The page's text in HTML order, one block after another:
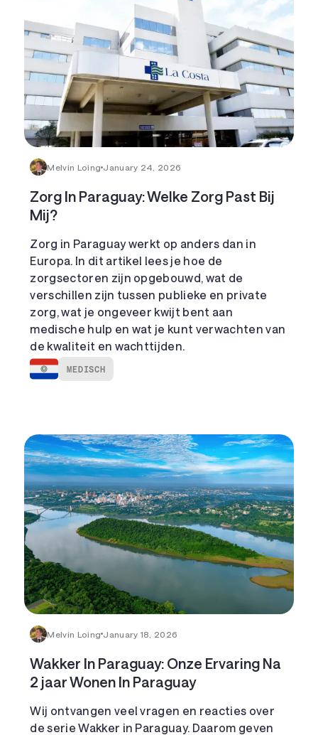
Melvin Loing January 24, 2026
Zorg In Paraguay: Welke Zorg Past Bij
Mij?
Zorg in Paraguay werkt op anders dan in
Europa. In dit artikel lees je hoe de
zorgsectoren zijn opgebouwd, wat de
verschillen zijn tussen publieke en private
zorg, wat je ongeveer kwijt bent aan
medische hulp en wat je kunt verwachten van
de kwaliteit en wachttijden.
MEDISCH
Melvin Loing January 18, 2026
Wakker In Paraguay: Onze Ervaring Na
2 jaar Wonen In Paraguay
Wij ontvangen veel vragen en reacties over
de serie Wakker in Paraguay. Daarom geven